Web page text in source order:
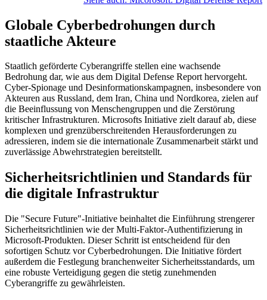
Globale Cyberbedrohungen durch
staatliche Akteure
Staatlich geförderte Cyberangriffe stellen eine wachsende
Bedrohung dar, wie aus dem Digital Defense Report hervorgeht.
Cyber-Spionage und Desinformationskampagnen, insbesondere von
Akteuren aus Russland, dem Iran, China und Nordkorea, zielen auf
die Beeinflussung von Menschengruppen und die Zerstörung
kritischer Infrastrukturen. Microsofts Initiative zielt darauf ab, diese
komplexen und grenzüberschreitenden Herausforderungen zu
adressieren, indem sie die internationale Zusammenarbeit stärkt und
zuverlässige Abwehrstrategien bereitstellt.
Sicherheitsrichtlinien und Standards für
die digitale Infrastruktur
Die "Secure Future"-Initiative beinhaltet die Einführung strengerer
Sicherheitsrichtlinien wie der Multi-Faktor-Authentifizierung in
Microsoft-Produkten. Dieser Schritt ist entscheidend für den
sofortigen Schutz vor Cyberbedrohungen. Die Initiative fördert
außerdem die Festlegung branchenweiter Sicherheitsstandards, um
eine robuste Verteidigung gegen die stetig zunehmenden
Cyberangriffe zu gewährleisten.